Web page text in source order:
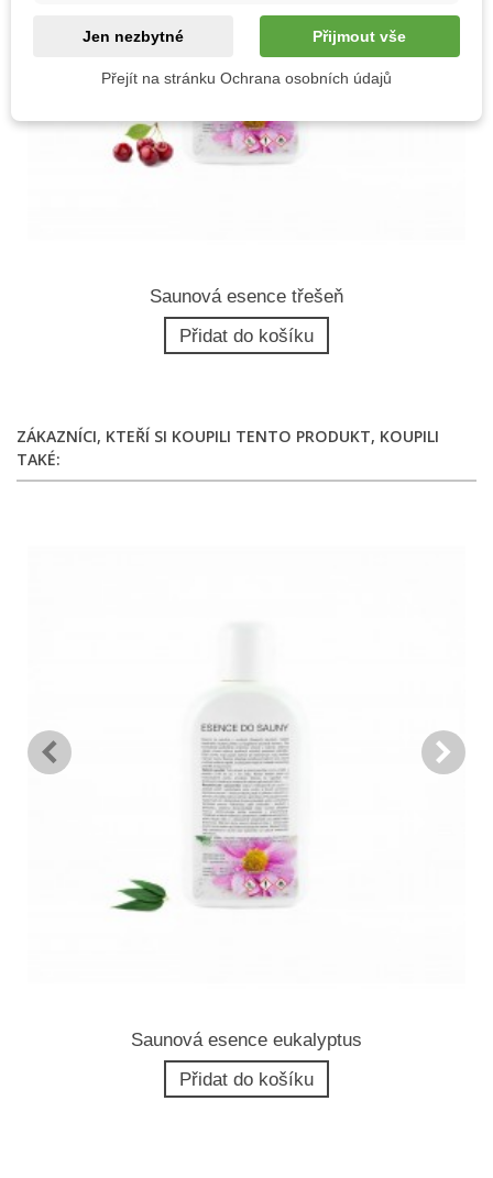
Saunová esence třešeň
Přidat do košíku
ZÁKAZNÍCI, KTEŘÍ SI KOUPILI TENTO PRODUKT, KOUPILI
TAKÉ:
Saunová esence eukalyptus
Přidat do košíku
Jen nezbytné Přijmout vše
Přejít na stránku Ochrana osobních údajů